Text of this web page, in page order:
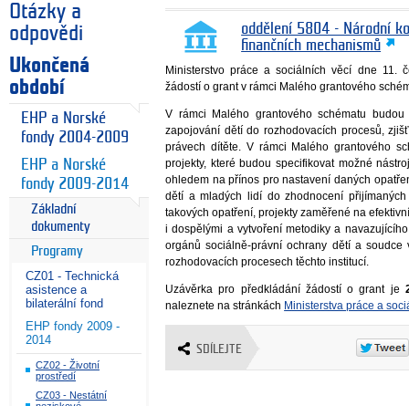
Otázky a
odpovědi
Ukončená
období
EHP a Norské
fondy 2004-2009
EHP a Norské
fondy 2009-2014
Základní
dokumenty
Programy
CZ01 - Technická
asistence a
bilaterální fond
EHP fondy 2009 -
2014
CZ02 - Životní
prostředí
CZ03 - Nestátní
oddělení 5804 - Národní
finančních mechanismů
Ministerstvo práce a sociálních věcí dne 11.
žádostí o grant v rámci Malého grantového
V rámci Malého grantového schématu
zapojování dětí do rozhodovacích procesů,
právech dítěte. V rámci Malého grantového
projekty, které budou specifikovat možné
ohledem na přínos pro nastavení daných
dětí a mladých lidí do zhodnocení
takových opatření, projekty zaměřené na
i dospělými a vytvoření metodiky a
orgánů sociálně-právní ochrany dětí a
rozhodovacích procesech těchto institucí.
Uzávěrka pro předkládání žádostí o grant je
naleznete na stránkách Ministerstva práce a
SDÍLEJTE